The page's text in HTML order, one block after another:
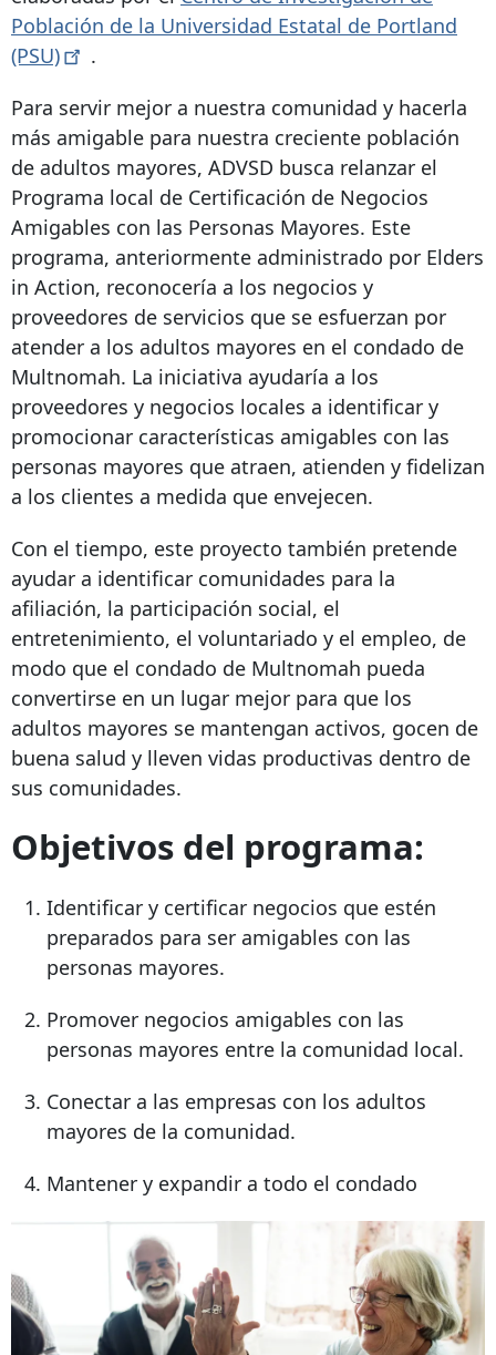
Población de la Universidad Estatal de Portland
(PSU)
.
Para servir mejor a nuestra comunidad y hacerla
más amigable para nuestra creciente población
de adultos mayores, ADVSD busca relanzar el
Programa local de Certificación de Negocios
Amigables con las Personas Mayores. Este
programa, anteriormente administrado por Elders
in Action, reconocería a los negocios y
proveedores de servicios que se esfuerzan por
atender a los adultos mayores en el condado de
Multnomah. La iniciativa ayudaría a los
proveedores y negocios locales a identificar y
promocionar características amigables con las
personas mayores que atraen, atienden y fidelizan
a los clientes a medida que envejecen.
Con el tiempo, este proyecto también pretende
ayudar a identificar comunidades para la
afiliación, la participación social, el
entretenimiento, el voluntariado y el empleo, de
modo que el condado de Multnomah pueda
convertirse en un lugar mejor para que los
adultos mayores se mantengan activos, gocen de
buena salud y lleven vidas productivas dentro de
sus comunidades.
Objetivos del programa:
Identificar y certificar negocios que estén
preparados para ser amigables con las
personas mayores.
Promover negocios amigables con las
personas mayores entre la comunidad local.
Conectar a las empresas con los adultos
mayores de la comunidad.
Mantener y expandir a todo el condado